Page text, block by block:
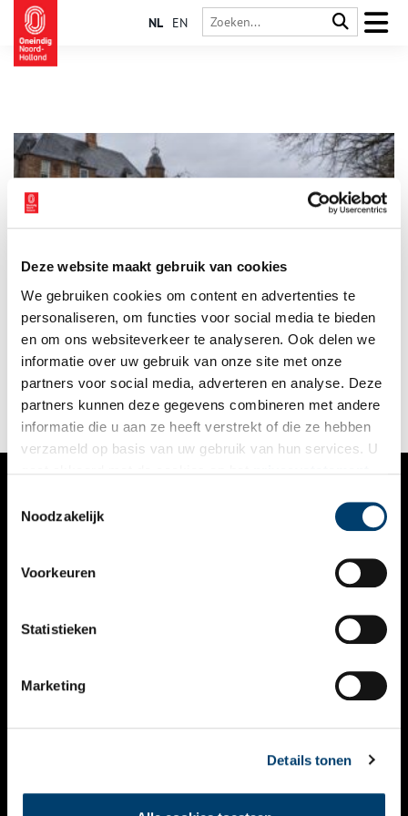
Deze website maakt gebruik van cookies
We gebruiken cookies om content en advertenties te
personaliseren, om functies voor social media te bieden
en om ons websiteverkeer te analyseren. Ook delen we
informatie over uw gebruik van onze site met onze
partners voor social media, adverteren en analyse. Deze
partners kunnen deze gegevens combineren met andere
informatie die u aan ze heeft verstrekt of die ze hebben
verzameld op basis van uw gebruik van hun services. U
Noodzakelijk
Voorkeuren
Statistieken
Marketing
Details tonen
NL EN
Het buitenplaatsenlandschap langs de Vecht begint bij Slot
Zuylen. Hoewel het kasteel een echte Utrechtse geschiedenis
heeft, is het ontworpen door een Amsterdamse architect. Elke
volgende generatie bewoners paste de inrichting vervolgens
naar eigen smaak aan.
VERHALEN
KALENDER
THEMA’S
VIDEO’S
CONTACT